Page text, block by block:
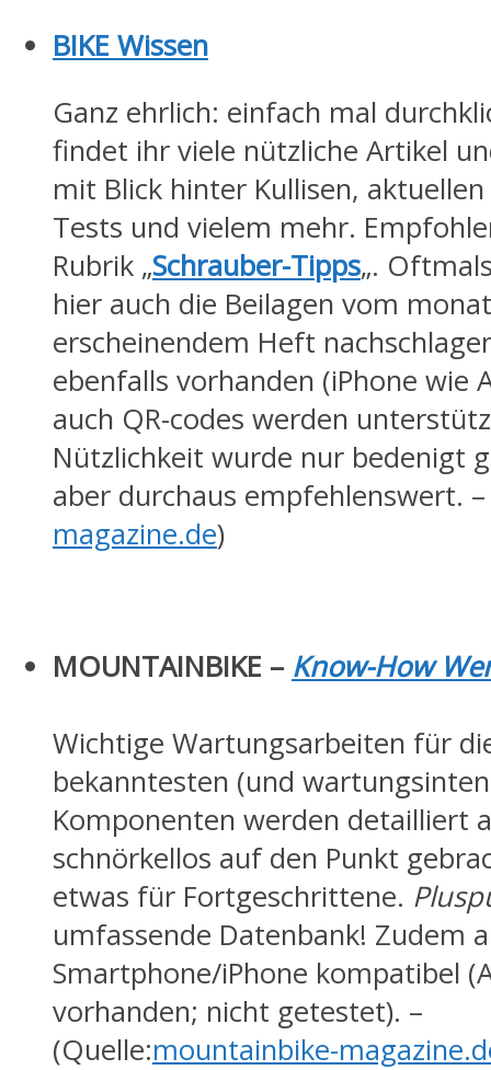
BIKE Wissen
Ganz ehrlich: einfach mal
findet ihr viele nützliche Artikel
mit Blick hinter Kullisen,
Tests und vielem mehr.
Rubrik „Schrauber-Tipps„.
hier auch die Beilagen vom
erscheinendem Heft
ebenfalls vorhanden (iPhone wie
auch QR-codes werden
Nützlichkeit wurde nur bedenigt
aber durchaus empfehlenswert.
magazine.de)
MOUNTAINBIKE – Know-How
Wichtige Wartungsarbeiten für
bekanntesten (und
Komponenten werden detailliert
schnörkellos auf den Punkt
etwas für Fortgeschrittene.
umfassende Datenbank! Zudem
Smartphone/iPhone kompatibel
vorhanden; nicht getestet). –
(Quelle:mountainbike-